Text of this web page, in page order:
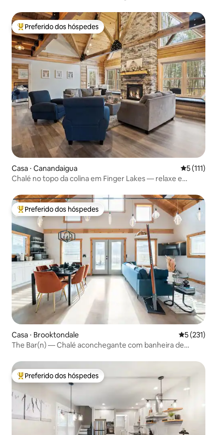
Entre os melhores preferidos dos hóspedes
Preferido dos hóspedes
Casa ⋅ Canandaigua 5 de uma
5 (111)
Chalé no topo da colina em Finger Lakes — relaxe e
Entre os melhores preferidos dos hóspedes
Preferido dos hóspedes
Casa ⋅ Brooktondale 5 de uma
5 (231)
The Bar(n) — Chalé aconchegante com banheira de
Entre os melhores preferidos dos hóspedes
Preferido dos hóspedes